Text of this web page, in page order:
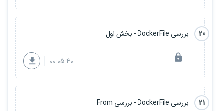
20 بررسی DockerFile - بخش اول
00:05:40
21 بررسی DockerFile - بررسی From